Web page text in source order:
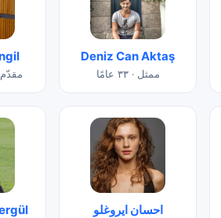
Deniz Can Aktaş
ممثل · ٣٣ عامًا مقدّم
احسان ايروغلو